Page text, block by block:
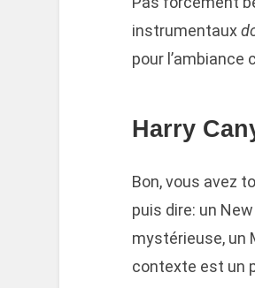
instrumentaux
pour l’ambiance
Harry
Bon, vous avez
puis dire: un
mystérieuse, un
contexte est un